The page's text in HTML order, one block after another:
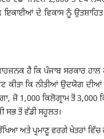
ਦੇ ਵਿਕਾਸ ਨੂੰ ਉਤਸ਼ਾਹਿਤ
ਹੈ ਕਿ ਪੰਜਾਬ ਸਰਕਾਰ
ਕੀਤਾ ਕਿ ਨੀਤੀਆਂ ਉਦਯੋਗ
1,000 ਕਿਲੋਗ੍ਰਾਮ ਤੋਂ 3,000
ਸਭ ਤੋਂ ਵੱਡੀ ਸਹੂਲਤ।
ਅਤੇ ਪ੍ਰਮਾਣੂ ਵਰਗੇ ਖੇਤਰਾਂ